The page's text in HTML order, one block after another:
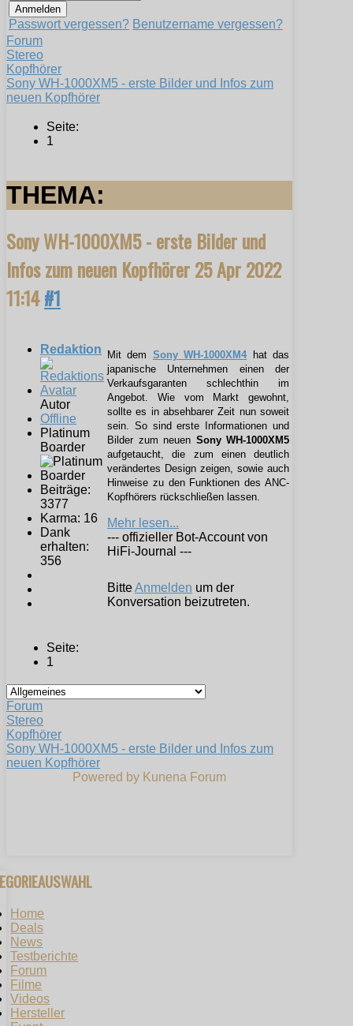
Passwort vergessen? Benutzername vergessen?
Forum
Stereo
Kopfhörer
Sony WH-1000XM5 - erste Bilder und Infos zum
neuen Kopfhörer
Seite:
1
THEMA:
Sony WH-1000XM5 - erste Bilder und
Infos zum neuen Kopfhörer25 Apr 2022
11:14#1
Redaktion
Autor
Offline
Platinum
Boarder
Beiträge:
3377
Karma: 16
Dank
erhalten:
356
Mit dem Sony WH-1000XM4 hat das
japanische Unternehmen einen der
Verkaufsgaranten schlechthin im
Angebot. Wie vom Markt gewohnt,
sollte es in absehbarer Zeit nun soweit
sein. So sind erste Informationen und
Bilder zum neuen Sony WH-1000XM5
aufgetaucht, die zum einen deutlich
verändertes Design zeigen, sowie auch
Hinweise zu den Funktionen des ANC-
Kopfhörers rückschließen lassen.
Mehr lesen...
--- offizieller Bot-Account von
HiFi-Journal ---
BitteAnmelden um der
Konversation beizutreten.
Seite:
1
Forum
Stereo
Kopfhörer
Sony WH-1000XM5 - erste Bilder und Infos zum
neuen Kopfhörer
Powered by Kunena Forum
Home
Deals
News
Testberichte
Forum
Filme
Videos
Hersteller